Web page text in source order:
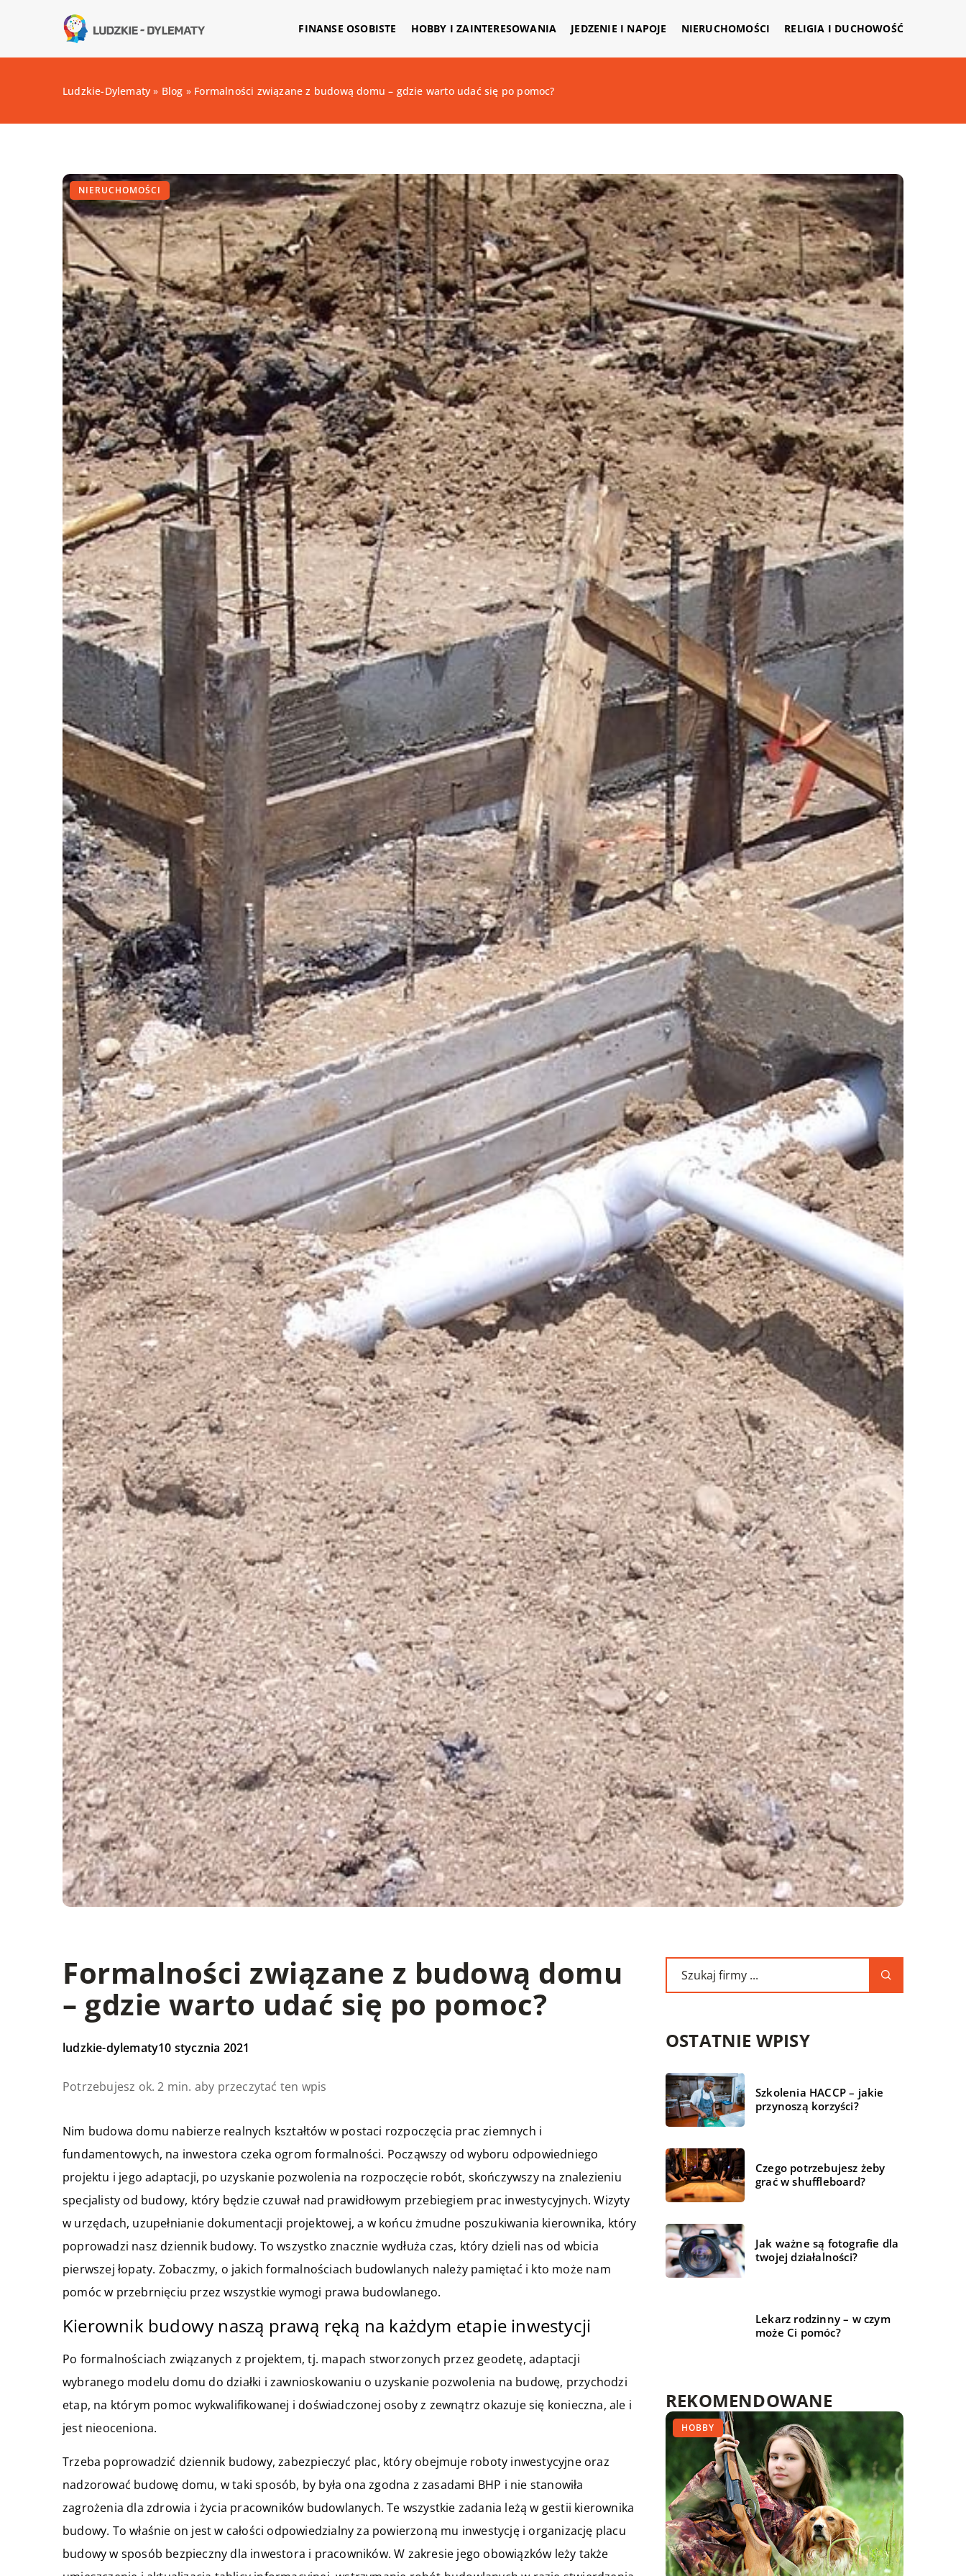
FINANSE OSOBISTE HOBBY I ZAINTERESOWANIA JEDZENIE I NAPOJE NIERUCHOMOŚCI RELIGIA I DUCHOWOŚĆ
Ludzkie-Dylematy » Blog » Formalności związane z budową domu – gdzie warto udać się po pomoc?
NIERUCHOMOŚCI
Formalności związane z budową domu
– gdzie warto udać się po pomoc?
ludzkie-dylematy10 stycznia 2021
Potrzebujesz ok. 2 min. aby przeczytać ten wpis
Nim budowa domu nabierze realnych kształtów w postaci rozpoczęcia prac ziemnych i
fundamentowych, na inwestora czeka ogrom formalności. Począwszy od wyboru odpowiedniego
projektu i jego adaptacji, po uzyskanie pozwolenia na rozpoczęcie robót, skończywszy na znalezieniu
specjalisty od budowy, który będzie czuwał nad prawidłowym przebiegiem prac inwestycyjnych. Wizyty
w urzędach, uzupełnianie dokumentacji projektowej, a w końcu żmudne poszukiwania kierownika, który
poprowadzi nasz dziennik budowy. To wszystko znacznie wydłuża czas, który dzieli nas od wbicia
pierwszej łopaty. Zobaczmy, o jakich formalnościach budowlanych należy pamiętać i kto może nam
pomóc w przebrnięciu przez wszystkie wymogi prawa budowlanego.
Kierownik budowy naszą prawą ręką na każdym etapie inwestycji
Po formalnościach związanych z projektem, tj. mapach stworzonych przez geodetę, adaptacji
wybranego modelu domu do działki i zawnioskowaniu o uzyskanie pozwolenia na budowę, przychodzi
etap, na którym pomoc wykwalifikowanej i doświadczonej osoby z zewnątrz okazuje się konieczna, ale i
jest nieoceniona.
Trzeba poprowadzić dziennik budowy, zabezpieczyć plac, który obejmuje roboty inwestycyjne oraz
nadzorować budowę domu, w taki sposób, by była ona zgodna z zasadami BHP i nie stanowiła
zagrożenia dla zdrowia i życia pracowników budowlanych. Te wszystkie zadania leżą w gestii kierownika
budowy. To właśnie on jest w całości odpowiedzialny za powierzoną mu inwestycję i organizację placu
budowy w sposób bezpieczny dla inwestora i pracowników. W zakresie jego obowiązków leży także
OSTATNIE WPISY
Szkolenia HACCP – jakie
przynoszą korzyści?
Czego potrzebujesz żeby
grać w shuffleboard?
Jak ważne są fotografie dla
twojej działalności?
Lekarz rodzinny – w czym
może Ci pomóc?
REKOMENDOWANE
MEDYCYNA I ZDROWIE
17 września 2020
HOBBY
FINANSE I RYNEK